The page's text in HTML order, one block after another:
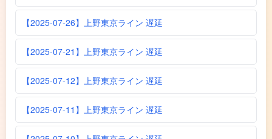
【2025-07-26】上野東京ライン 遅延
【2025-07-21】上野東京ライン 遅延
【2025-07-12】上野東京ライン 遅延
【2025-07-11】上野東京ライン 遅延